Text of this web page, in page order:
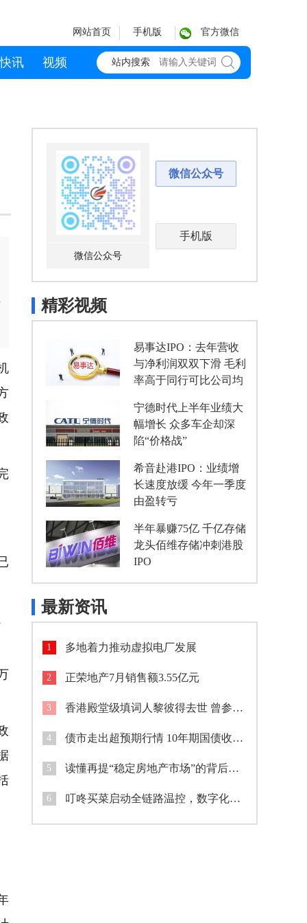
网站首页 手机版 官方微信
快讯 视频 站内搜索
微信公众号
微信公众号
手机版
精彩视频
易事达IPO：去年营收
与净利润双双下滑 毛利
率高于同行可比公司均
宁德时代上半年业绩大
幅增长 众多车企却深
陷“价格战”
希音赴港IPO：业绩增
长速度放缓 今年一季度
由盈转亏
半年暴赚75亿 千亿存储
龙头佰维存储冲刺港股
IPO
最新资讯
1 多地着力推动虚拟电厂发展
2 正荣地产7月销售额3.55亿元
3 香港殿堂级填词人黎彼得去世 曾参演《鹿鼎记》等作品
4 债市走出超预期行情 10年期国债收益率盘中跌破1.7%
5 读懂再提“稳定房地产市场”的背后逻辑
6 叮咚买菜启动全链路温控，数字化筑牢夏季食品安全防线